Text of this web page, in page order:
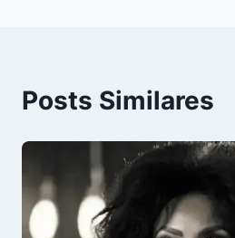
Posts Similares